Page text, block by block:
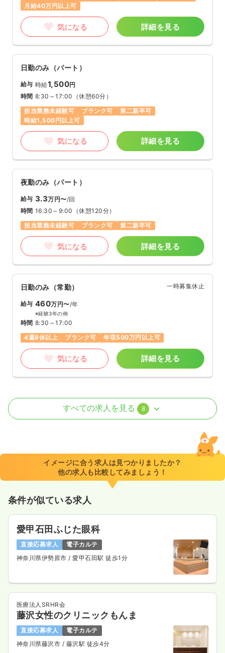
月給40万円以上可
気になる 詳細を見る
日勤のみ（パート）
給与 時給1,500円
時間 8:30～17:00 （休憩60分）
担当業務未経験可
ブランク可
第二新卒可
時給1,500円以上可
気になる 詳細を見る
夜勤のみ（パート）
給与 3.3万円〜/回
時間 16:30～9:00 （休憩120分）
担当業務未経験可
ブランク可 第二新卒可
気になる 詳細を見る
日勤のみ（常勤） 一時募集休止
給与 460万円〜/年
※経験3年の例
時間 8:30～17:00
4週8休以上
ブランク可 年収500万円以上可
気になる 詳細を見る
オペ室(手術室)正看護師
8:30～17:00
日曜休み
4週8休以上 オンコールあり
ブランク可
外来正看護師 一般＋療養
2交代（常勤） 一時募集休止
※経験3年の例
時間 8:30～17:00
4週8休以上
オンコールあり
月給34万円以上可
すべての求人を見る 8
イメージに合う求人は見つかりましたか？
他の求人も比較してみましょう！
条件が似ている求人
愛甲石田ふじた眼科
直接応募求人
電子カルテ
神奈川県伊勢原市 / 愛甲石田駅 徒歩1分
医療法人SRHR会
藤沢女性のクリニックもんま
直接応募求人
電子カルテ
神奈川県藤沢市 / 藤沢駅 徒歩4分